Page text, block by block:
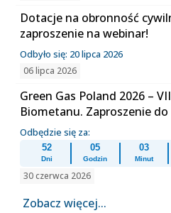
Dotacje na obronność
zaproszenie na webinar!
Odbyło się: 20 lipca 2026
06 lipca 2026
Green Gas Poland 2026 –
Biometanu. Zaproszenie do
Odbędzie się za:
52
Dni
05
Godzin
03
Minut
30 czerwca 2026
Zobacz więcej...